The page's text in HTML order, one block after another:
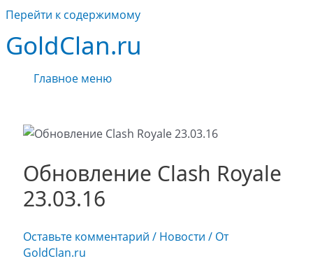
Перейти к содержимому
GoldClan.ru
Главное меню
Обновление Clash Royale
23.03.16
Оставьте комментарий / Новости / От
GoldClan.ru